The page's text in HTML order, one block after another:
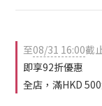
至08/31 16:00截
即享92折優惠
全店，滿HKD